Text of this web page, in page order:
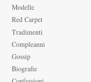
Modelle
Red Carpet
Tradimenti
Compleanni
Gossip
Biografie